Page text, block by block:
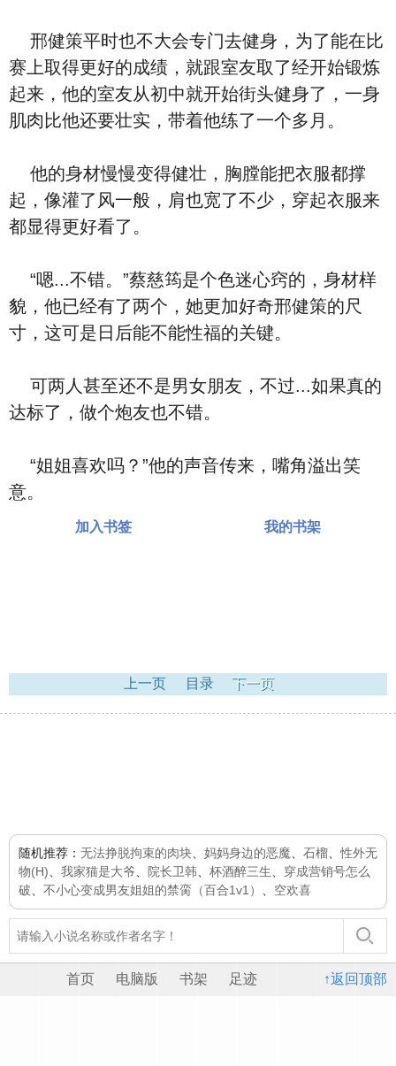
邢健策平时也不大会专门去健身，为了能在比
赛上取得更好的成绩，就跟室友取了经开始锻炼
起来，他的室友从初中就开始街头健身了，一身
肌肉比他还要壮实，带着他练了一个多月。
他的身材慢慢变得健壮，胸膛能把衣服都撑
起，像灌了风一般，肩也宽了不少，穿起衣服来
都显得更好看了。
“嗯...不错。”蔡慈筠是个色迷心窍的，身材样
貌，他已经有了两个，她更加好奇邢健策的尺
寸，这可是日后能不能性福的关键。
可两人甚至还不是男女朋友，不过...如果真的
达标了，做个炮友也不错。
“姐姐喜欢吗？”他的声音传来，嘴角溢出笑
意。
加入书签 我的书架
上一页 目录 下一页
随机推荐： 无法挣脱拘束的肉块 妈妈身边的恶魔 石榴 、性外无
物(H)
我家猫是大爷 院长卫韩 杯酒醉三生
穿成营销号怎么
破
不小心变成男友姐姐的禁脔（百合1v1） 空欢喜
↑返回顶部
首页 电脑版 书架 足迹